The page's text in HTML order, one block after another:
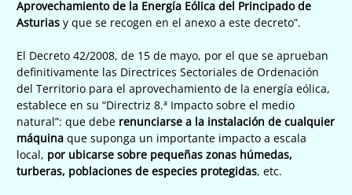
Aprovechamiento de la Energía Eólica del Principado de
Asturias y que se recogen en el anexo a este decreto”.
El Decreto 42/2008, de 15 de mayo, por el que se aprueban
definitivamente las Directrices Sectoriales de Ordenación
del Territorio para el aprovechamiento de la energía eólica,
establece en su “Directriz 8.ª Impacto sobre el medio
natural”: que debe renunciarse a la instalación de cualquier
máquina que suponga un importante impacto a escala
local, por ubicarse sobre pequeñas zonas húmedas,
turberas, poblaciones de especies protegidas, etc.